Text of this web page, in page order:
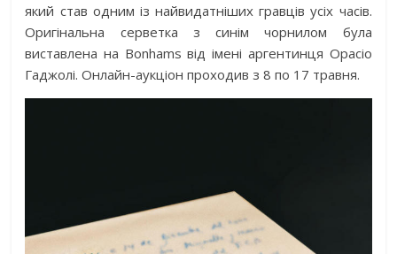
який став одним із найвидатніших гравців усіх часів.
Оригінальна серветка з синім чорнилом була
виставлена на Bonhams від імені аргентинця Орасіо
Гаджолі. Онлайн-аукціон проходив з 8 по 17 травня.